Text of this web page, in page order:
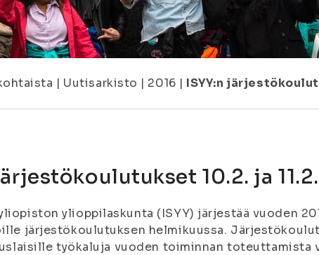
| Uutisarkisto | 2016 | ISYY:n
10.2. ja 11.2.
ylioppilaskunta (ISYY) järjestää vuoden
järjestökoulutuksen helmikuussa.
työkaluja vuoden toiminnan toteuttamista